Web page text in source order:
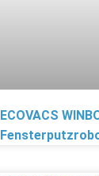
ECOVACS